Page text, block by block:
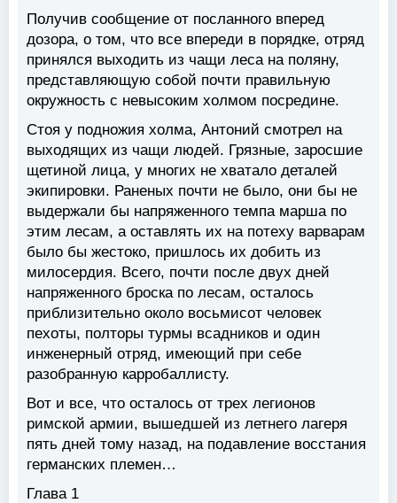
Получив сообщение от посланного вперед
дозора, о том, что все впереди в порядке, отряд
принялся выходить из чащи леса на поляну,
представляющую собой почти правильную
окружность с невысоким холмом посредине.
Стоя у подножия холма, Антоний смотрел на
выходящих из чащи людей. Грязные, заросшие
щетиной лица, у многих не хватало деталей
экипировки. Раненых почти не было, они бы не
выдержали бы напряженного темпа марша по
этим лесам, а оставлять их на потеху варварам
было бы жестоко, пришлось их добить из
милосердия. Всего, почти после двух дней
напряженного броска по лесам, осталось
приблизительно около восьмисот человек
пехоты, полторы турмы всадников и один
инженерный отряд, имеющий при себе
разобранную карробаллисту.
Вот и все, что осталось от трех легионов
римской армии, вышедшей из летнего лагеря
пять дней тому назад, на подавление восстания
германских племен…
Глава 1